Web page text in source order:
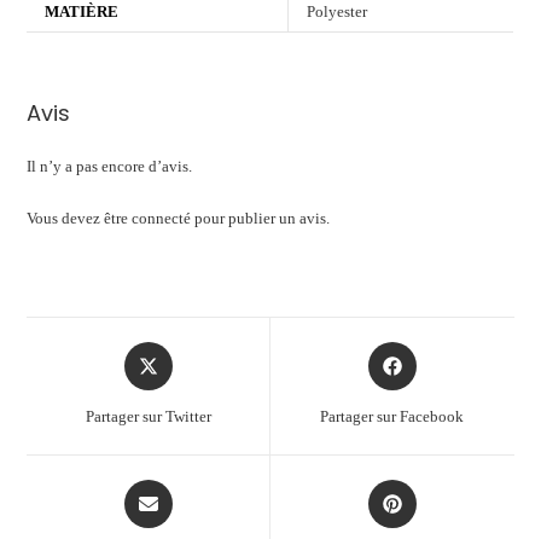
MATIÈRE Polyester
Avis
Il n’y a pas encore d’avis.
Vous devez êtreconnecté pour publier un avis.
Partager sur Twitter Partager sur Facebook